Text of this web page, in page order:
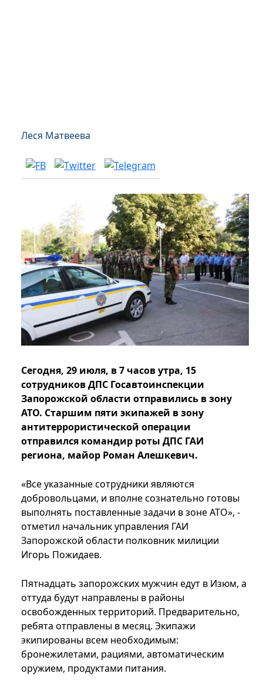
Леся Матвеева
Сегодня, 29 июля, в 7 часов утра, 15
сотрудников ДПС Госавтоинспекции
Запорожской области отправились в зону
АТО. Старшим пяти экипажей в зону
антитеррористической операции
отправился командир роты ДПС ГАИ
региона, майор Роман Алешкевич.
«Все указанные сотрудники являются
добровольцами, и вполне сознательно готовы
выполнять поставленные задачи в зоне АТО», -
отметил начальник управления ГАИ
Запорожской области полковник милиции
Игорь Пожидаев.
Пятнадцать запорожских мужчин едут в Изюм, а
оттуда будут направлены в районы
освобожденных территорий. Предварительно,
ребята отправлены в месяц. Экипажи
экипированы всем необходимым:
бронежилетами, рациями, автоматическим
оружием, продуктами питания.